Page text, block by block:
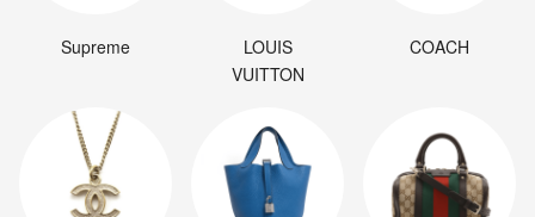
Supreme
LOUIS
VUITTON
COACH